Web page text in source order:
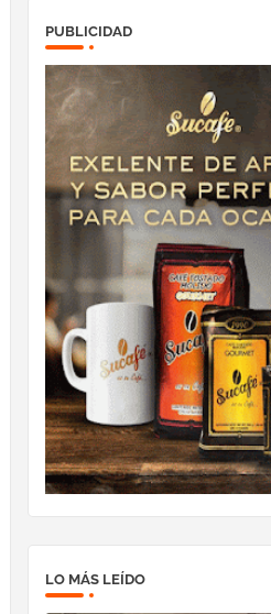
PUBLICIDAD
LO MÁS LEÍDO